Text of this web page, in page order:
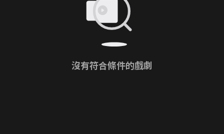
沒有符合條件的戲劇